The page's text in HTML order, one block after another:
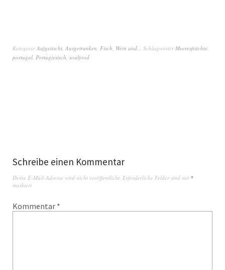
Kategorie Aufgetischt, Ausgetrunken, Fisch, Wein und... SchlagwörterMeeresfrüchte,
portugal, Portugiesisch, soulfood
Schreibe einen Kommentar
Deine E-Mail-Adresse wird nicht veröffentlicht. Erforderliche Felder sind mit *
markiert
Kommentar *